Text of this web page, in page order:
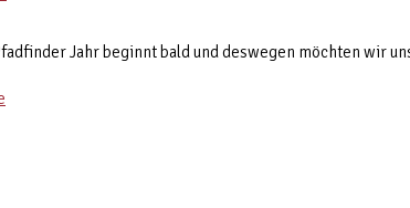
Jahr beginnt bald und deswegen möchten wir